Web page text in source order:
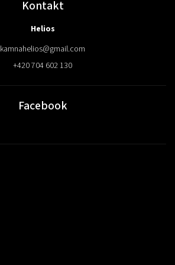
Kontakt
Helios
kamnahelios@gmail.com
+420 704 602 130
Facebook